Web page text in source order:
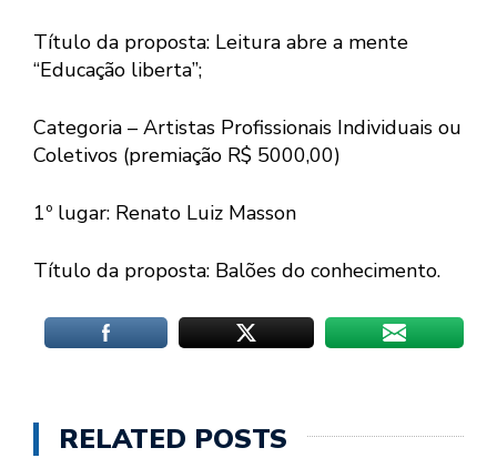
Título da proposta: Leitura abre a mente
“Educação liberta”;
Categoria – Artistas Profissionais Individuais ou
Coletivos (premiação R$ 5000,00)
1º lugar: Renato Luiz Masson
Título da proposta: Balões do conhecimento.
RELATED POSTS